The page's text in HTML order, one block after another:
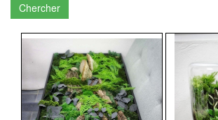
Chercher